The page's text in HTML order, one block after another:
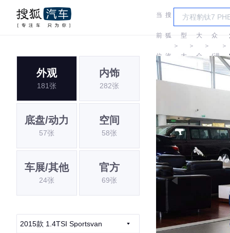
当
前
位
置:
搜
狐
汽
＞
车
型
大
＞
大
众
＞
大
众
(进
口)
＞
外观
181张
内饰
282张
底盘/动力
57张
空间
58张
车展/其他
24张
官方
69张
2015款 1.4TSI Sportsvan